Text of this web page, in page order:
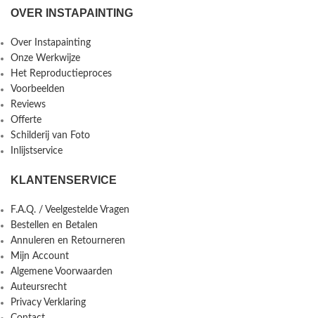
OVER INSTAPAINTING
Over Instapainting
Onze Werkwijze
Het Reproductieproces
Voorbeelden
Reviews
Offerte
Schilderij van Foto
Inlijstservice
KLANTENSERVICE
F.A.Q. / Veelgestelde Vragen
Bestellen en Betalen
Annuleren en Retourneren
Mijn Account
Algemene Voorwaarden
Auteursrecht
Privacy Verklaring